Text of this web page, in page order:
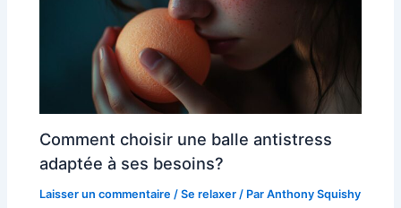
Comment choisir une balle antistress
adaptée à ses besoins?
Laisser un commentaire /Se relaxer / ParAnthony Squishy